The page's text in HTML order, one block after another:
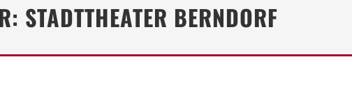
STADTTHEATER BERNDORF